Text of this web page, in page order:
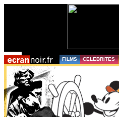
FILMS CELEBRITES